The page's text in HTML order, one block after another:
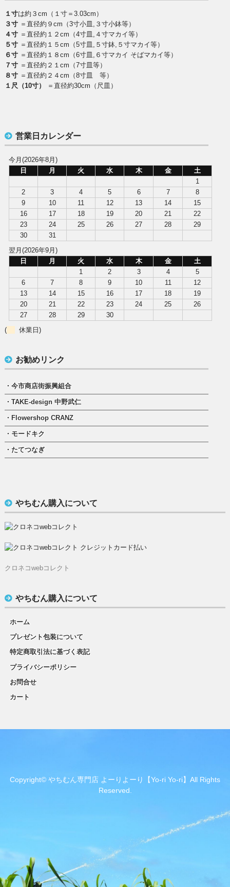
１寸は約３cm（１寸＝3.03cm）
３寸 ＝直径約９cm（3寸小皿,３寸小鉢等）
４寸 ＝直径約１２cm（4寸皿,４寸マカイ等）
５寸 ＝直径約１５cm（5寸皿,５寸鉢,５寸マカイ等）
６寸 ＝直径約１８cm（6寸皿,６寸マカイ そばマカイ等）
７寸 ＝直径約２１cm（7寸皿等）
８寸 ＝直径約２４cm（8寸皿 等）
１尺（10寸）
＝直径約30cm（尺皿）
営業日カレンダー
今月(2026年8月)
日
月 火 水 木 金
土
1
2
3 4 5 6 7
8
9
10 11 12 13 14
15
16
17 18 19 20 21
22
23
24 25 26 27 28
29
30
31
翌月(2026年9月)
日
月 火 水 木 金
土
1
2 3 4
5
6
7 8 9 10 11
12
13
14 15 16 17 18
19
20
21 22 23 24 25
26
27
28 29
30
(
休業日)
お勧めリンク
・今市商店街振興組合
・TAKE-design 中野武仁
・Flowershop CRANZ
・モードキク
・たてつなぎ
やちむん購入について
クロネコwebコレクト
やちむん購入について
ホーム
プレゼント包装について
特定商取引法に基づく表記
プライバシーポリシー
お問合せ
カート
Copyright© やちむん専門店 よーりよーり【Yo-ri Yo-ri】All Rights
Reserved.